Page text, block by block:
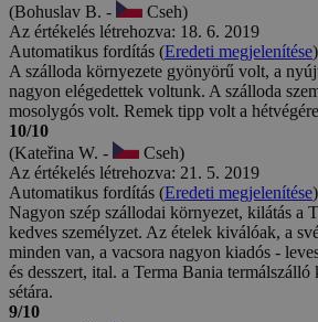
(Bohuslav B. -
Cseh)
Az értékelés létrehozva: 18. 6. 2019
Automatikus fordítás (Eredeti megjelenítése)
A szálloda környezete gyönyörű volt, a
nagyon elégedettek voltunk. A szálloda
mosolygós volt. Remek tipp volt a
10/10
(Kateřina W. -
Cseh)
Az értékelés létrehozva: 21. 5. 2019
Automatikus fordítás (Eredeti megjelenítése)
Nagyon szép szállodai környezet, kilátás a
kedves személyzet. Az ételek kiválóak, a
minden van, a vacsora nagyon kiadós -
és desszert, ital. a Terma Bania
sétára.
9/10